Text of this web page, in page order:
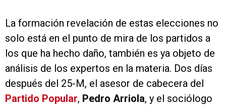
La formación revelación de estas elecciones no
solo está en el punto de mira de los partidos a
los que ha hecho daño, también es ya objeto de
análisis de los expertos en la materia. Dos días
después del 25-M, el asesor de cabecera del
Partido Popular, Pedro Arriola, y el sociólogo